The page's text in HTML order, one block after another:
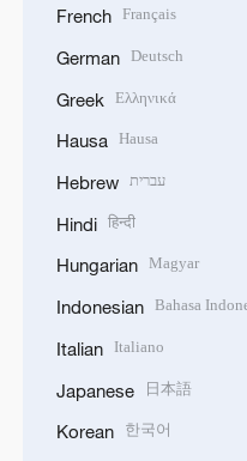
French Français
German Deutsch
Greek Ελληνικά
Hausa Hausa
Hebrew עברית
Hindi हिन्दी
Hungarian Magyar
Indonesian Bahasa
Italian Italiano
Japanese 日本語
Korean 한국어